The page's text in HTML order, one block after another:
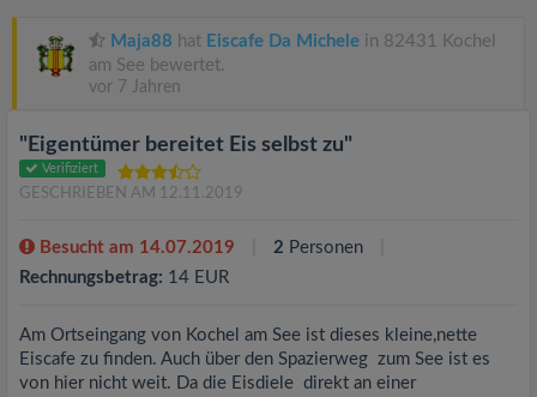
Maja88 hat Eiscafe Da Michele in 82431 Kochel
am See bewertet.
vor 7 Jahren
"Eigentümer bereitet Eis selbst zu"
Verifiziert
GESCHRIEBEN AM 12.11.2019
Besucht am 14.07.2019 2 Personen
Rechnungsbetrag: 14 EUR
Am Ortseingang von Kochel am See ist dieses kleine,nette
Eiscafe zu finden. Auch über den Spazierweg zum See ist es
von hier nicht weit. Da die Eisdiele direkt an einer